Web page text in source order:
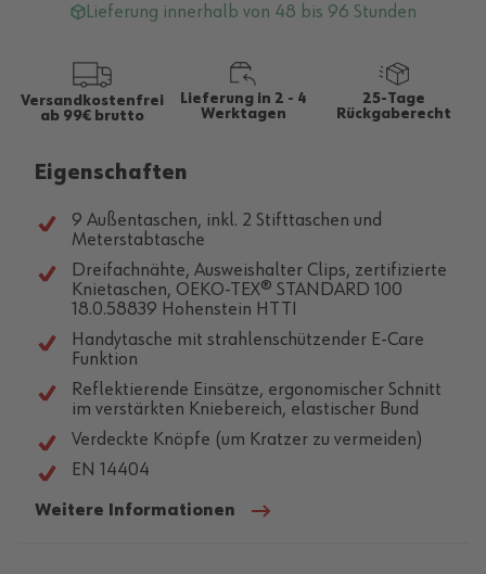
Lieferung innerhalb von 48 bis 96 Stunden
Versandkostenfrei
ab 99€ brutto
Lieferung in 2 - 4
Werktagen
25-Tage
Rückgaberecht
Eigenschaften
9 Außentaschen, inkl. 2 Stifttaschen und
Meterstabtasche
Dreifachnähte, Ausweishalter Clips, zertifizierte
Knietaschen, OEKO-TEX® STANDARD 100
18.0.58839 Hohenstein HTTI
Handytasche mit strahlenschützender E-Care
Funktion
Reflektierende Einsätze, ergonomischer Schnitt
im verstärkten Kniebereich, elastischer Bund
Verdeckte Knöpfe (um Kratzer zu vermeiden)
EN 14404
Weitere Informationen